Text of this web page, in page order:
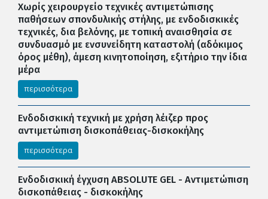
Χωρίς χειρουργείο τεχνικές αντιμετώπισης
παθήσεων σπονδυλικής στήλης, με ενδοδισκικές
τεχνικές, δια βελόνης, με τοπική αναισθησία σε
συνδυασμό με ενσυνείδητη καταστολή (αδόκιμος
όρος μέθη), άμεση κινητοποίηση, εξιτήριο την ίδια
μέρα
περισσότερα
Ενδοδισκική τεχνική με χρήση λέιζερ προς
αντιμετώπιση δισκοπάθειας-δισκοκήλης
περισσότερα
Ενδοδισκική έγχυση ABSOLUTE GEL - Αντιμετώπιση
δισκοπάθειας - δισκοκήλης